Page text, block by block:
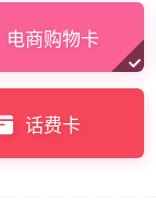
电商购物卡
话费卡